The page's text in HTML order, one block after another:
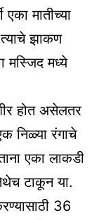
एका मातीच्या
झाकण
मस्जिद मध्ये
होत असेलतर
निळ्या रंगाचे
एका लाकडी
टाकून या.
36